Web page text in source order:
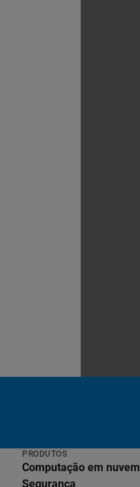
PRODUTOS
Computação em nuvem
Segurança